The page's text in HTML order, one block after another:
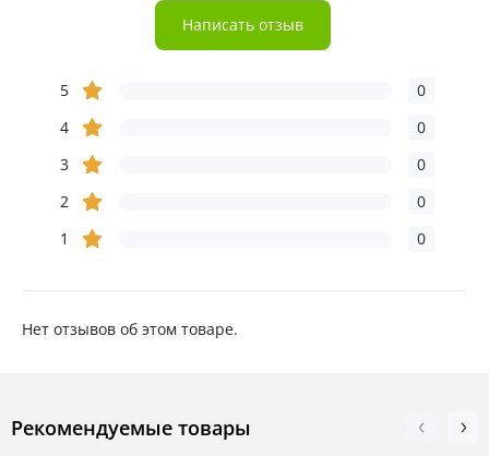
Написать отзыв
5
0
4
0
3
0
2
0
1
0
Нет отзывов об этом товаре.
Рекомендуемые товары